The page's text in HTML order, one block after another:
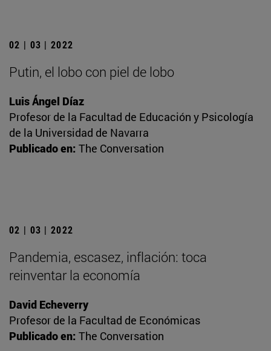
02 | 03 | 2022
Putin, el lobo con piel de lobo
Luis Ángel Díaz
Profesor de la Facultad de Educación y Psicología
de la Universidad de Navarra
Publicado en: The Conversation
02 | 03 | 2022
Pandemia, escasez, inflación: toca
reinventar la economía
David Echeverry
Profesor de la Facultad de Económicas
Publicado en: The Conversation